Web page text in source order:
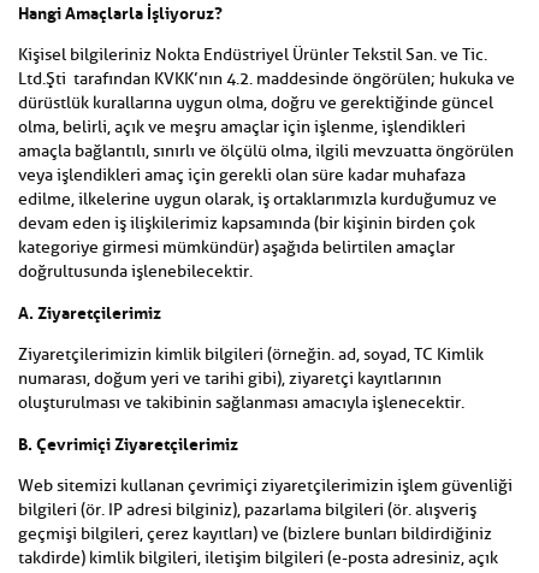
Hangi Amaçlarla İşliyoruz?
Kişisel bilgileriniz Nokta Endüstriyel Ürünler Tekstil San. ve Tic.
Ltd.Şti tarafından KVKK’nın 4.2. maddesinde öngörülen; hukuka ve
dürüstlük kurallarına uygun olma, doğru ve gerektiğinde güncel
olma, belirli, açık ve meşru amaçlar için işlenme, işlendikleri
amaçla bağlantılı, sınırlı ve ölçülü olma, ilgili mevzuatta öngörülen
veya işlendikleri amaç için gerekli olan süre kadar muhafaza
edilme, ilkelerine uygun olarak, iş ortaklarımızla kurduğumuz ve
devam eden iş ilişkilerimiz kapsamında (bir kişinin birden çok
kategoriye girmesi mümkündür) aşağıda belirtilen amaçlar
doğrultusunda işlenebilecektir.
A. Ziyaretçilerimiz
Ziyaretçilerimizin kimlik bilgileri (örneğin. ad, soyad, TC Kimlik
numarası, doğum yeri ve tarihi gibi), ziyaretçi kayıtlarının
oluşturulması ve takibinin sağlanması amacıyla işlenecektir.
B. Çevrimiçi Ziyaretçilerimiz
Web sitemizi kullanan çevrimiçi ziyaretçilerimizin işlem güvenliği
bilgileri (ör. IP adresi bilginiz), pazarlama bilgileri (ör. alışveriş
geçmişi bilgileri, çerez kayıtları) ve (bizlere bunları bildirdiğiniz
takdirde) kimlik bilgileri, iletişim bilgileri (e-posta adresiniz, açık